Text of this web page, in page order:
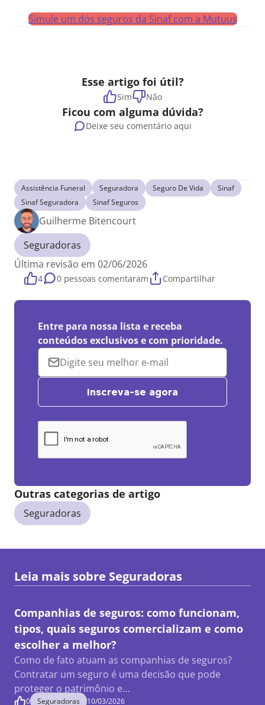
Simule um dos seguros da Sinaf com a Mutuus
Esse artigo foi útil?
Sim Não
Ficou com alguma dúvida?
Deixe seu comentário aqui
Assistência Funeral Seguradora Seguro De Vida
Sinaf
Sinaf Seguradora
Sinaf Seguros
Guilherme Bitencourt
Seguradoras
Última revisão em 02/06/2026
4 0 pessoas comentaram Compartilhar
Entre para nossa lista e receba
conteúdos exclusivos e com prioridade.
Inscreva-se agora
Outras categorias de artigo
Seguradoras
Leia mais sobre Seguradoras
Companhias de seguros: como funcionam,
tipos, quais seguros comercializam e como
escolher a melhor?
Como de fato atuam as companhias de seguros?
Contratar um seguro é uma decisão que pode
proteger o patrimônio e…
0 Seguradoras 10/03/2026